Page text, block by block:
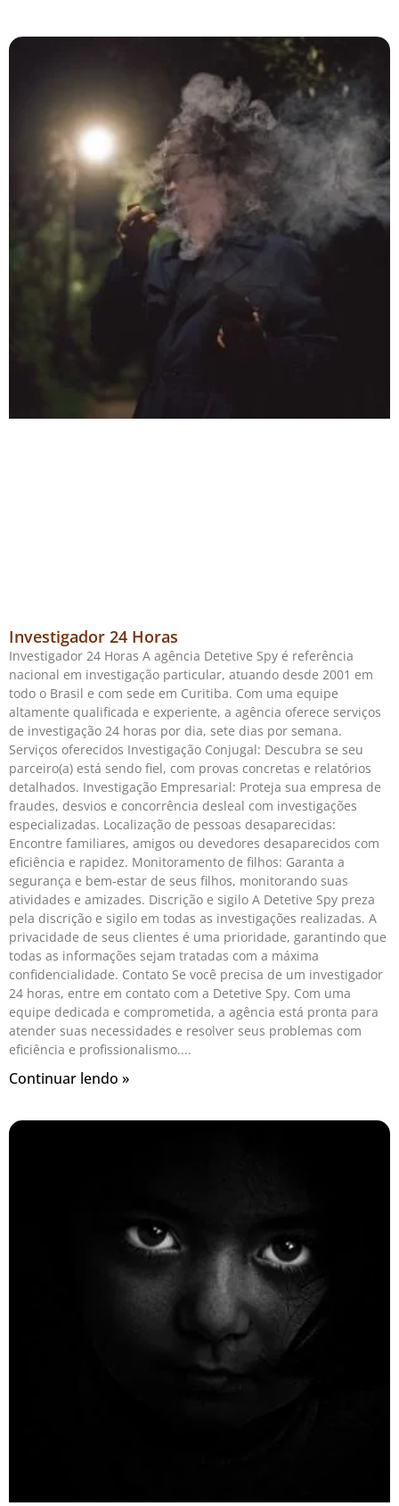
Investigador 24 Horas
Investigador 24 Horas A agência Detetive Spy é referência
nacional em investigação particular, atuando desde 2001 em
todo o Brasil e com sede em Curitiba. Com uma equipe
altamente qualificada e experiente, a agência oferece serviços
de investigação 24 horas por dia, sete dias por semana.
Serviços oferecidos Investigação Conjugal: Descubra se seu
parceiro(a) está sendo fiel, com provas concretas e relatórios
detalhados. Investigação Empresarial: Proteja sua empresa de
fraudes, desvios e concorrência desleal com investigações
especializadas. Localização de pessoas desaparecidas:
Encontre familiares, amigos ou devedores desaparecidos com
eficiência e rapidez. Monitoramento de filhos: Garanta a
segurança e bem-estar de seus filhos, monitorando suas
atividades e amizades. Discrição e sigilo A Detetive Spy preza
pela discrição e sigilo em todas as investigações realizadas. A
privacidade de seus clientes é uma prioridade, garantindo que
todas as informações sejam tratadas com a máxima
confidencialidade. Contato Se você precisa de um investigador
24 horas, entre em contato com a Detetive Spy. Com uma
equipe dedicada e comprometida, a agência está pronta para
atender suas necessidades e resolver seus problemas com
eficiência e profissionalismo.
Continuar lendo »